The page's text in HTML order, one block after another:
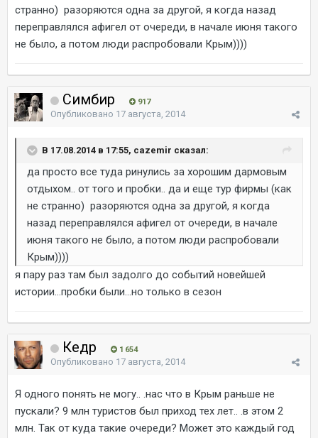
странно) разоряются одна за другой, я когда назад
переправлялся афигел от очереди, в начале июня такого
не было, а потом люди распробовали Крым))))
Симбир 917
Опубликовано 17 августа, 2014
В 17.08.2014 в 17:55, cazemir сказал:
да просто все туда ринулись за хорошим дармовым
отдыхом.. от того и пробки.. да и еще тур фирмы (как
не странно) разоряются одна за другой, я когда
назад переправлялся афигел от очереди, в начале
июня такого не было, а потом люди распробовали
Крым))))
я пару раз там был задолго до событий новейшей
истории...пробки были...но только в сезон
Кедр 1 654
Опубликовано 17 августа, 2014
Я одного понять не могу.. .нас что в Крым раньше не
пускали? 9 млн туристов был приход тех лет.. .в этом 2
млн. Так от куда такие очереди? Может это каждый год